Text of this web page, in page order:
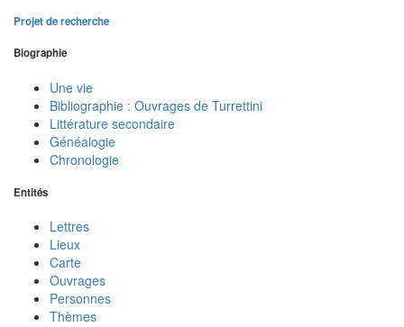
Projet de recherche
Biographie
Une vie
Bibliographie : Ouvrages de Turrettini
Littérature secondaire
Généalogie
Chronologie
Entités
Lettres
Lieux
Carte
Ouvrages
Personnes
Thèmes